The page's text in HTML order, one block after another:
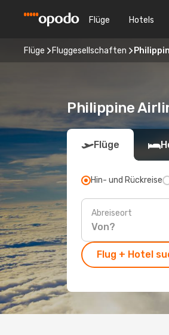
Flüge Hotels
Flüge Fluggesellschaften
Philippine
Flüge
Hin- und Rückreise
Abreiseort
Flug + Hotel